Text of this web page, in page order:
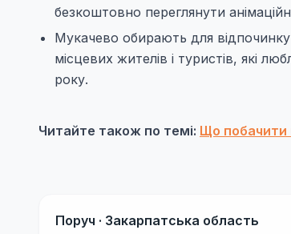
безкоштовно переглянути
Мукачево обирають для
місцевих жителів і туристів, які
року.
Читайте також по темі: Що побачити
Поруч · Закарпатська область